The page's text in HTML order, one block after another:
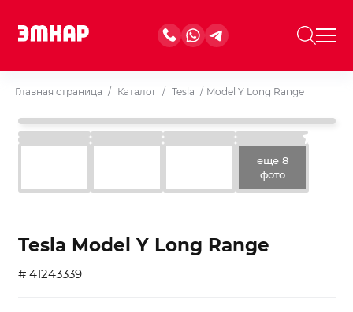
Главная страница / Каталог / Tesla / Model Y Long Range
еще 8
фото
Tesla Model Y Long Range
# 41243339